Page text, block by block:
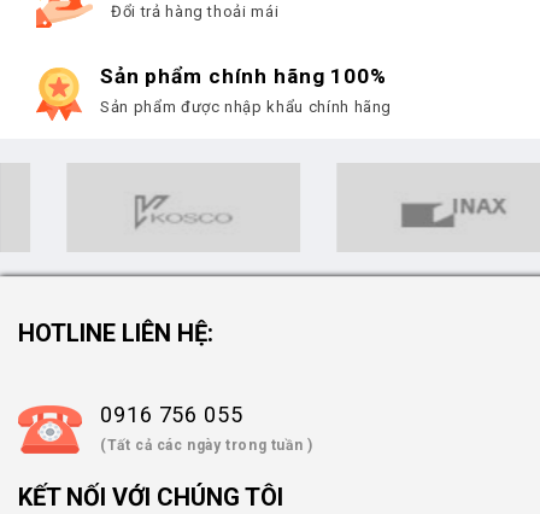
Đổi trả hàng thoải mái
Sản phẩm chính hãng 100%
Sản phẩm được nhập khẩu chính hãng
HOTLINE LIÊN HỆ:
0916 756 055
(Tất cả các ngày trong tuần )
KẾT NỐI VỚI CHÚNG TÔI